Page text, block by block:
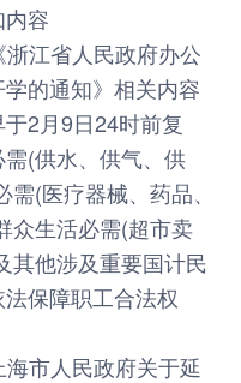
容
江省人民政府办公
的通知》相关内容
2月9日24时前复
(供水、供气、供
(医疗器械、药品、
众生活必需(超市卖
其他涉及重要国计民
保障职工合法权
市人民政府关于延